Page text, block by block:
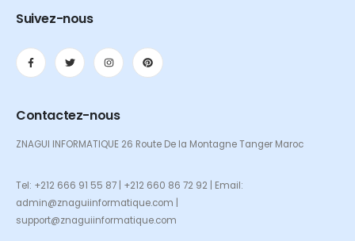
Suivez-nous
Contactez-nous
ZNAGUI INFORMATIQUE 26 Route De la Montagne Tanger Maroc
Tel: +212 666 91 55 87 | +212 660 86 72 92 | Email:
admin@znaguiinformatique.com |
support@znaguiinformatique.com